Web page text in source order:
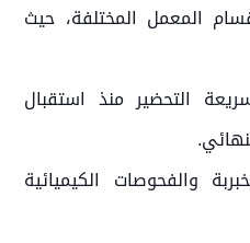
المعمل المختلفة، حيث
التحضير منذ استقبال
والفحوصات الكيميائية